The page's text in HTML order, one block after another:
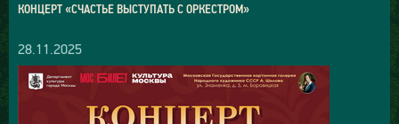
КОНЦЕРТ «СЧАСТЬЕ ВЫСТУПАТЬ С ОРКЕСТРОМ»
28.11.2025